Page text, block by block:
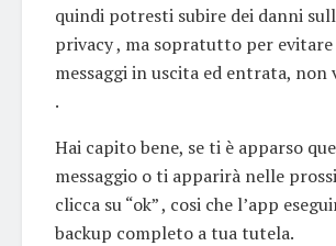
quindi potresti subire dei danni
privacy , ma sopratutto per evitare
messaggi in uscita ed entrata, non
.
Hai capito bene, se ti è apparso
messaggio o ti apparirà nelle
clicca su “ok” , cosi che l’app
backup completo a tua tutela.